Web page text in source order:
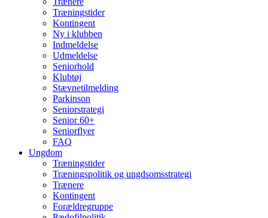
Træningstider
Kontingent
Ny i klubben
Indmeldelse
Udmeldelse
Seniorhold
Klubtøj
Stævnetilmelding
Parkinson
Seniorstrategi
Senior 60+
Seniorflyer
FAQ
Ungdom
Træningstider
Træningspolitik og ungdsomsstrategi
Trænere
Kontingent
Forældregruppe